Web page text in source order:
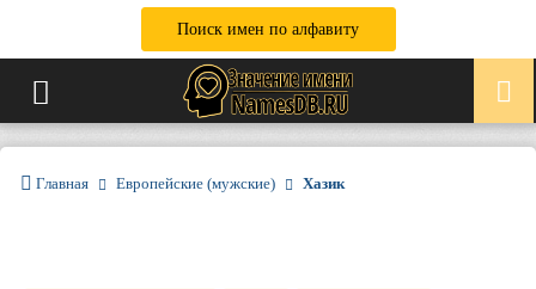
Поиск имен по алфавиту
Главная Европейские (мужские) Хазик